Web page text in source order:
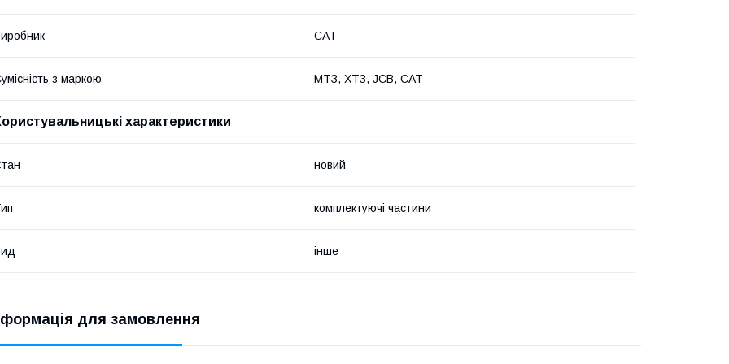
CAT
з маркою МТЗ, ХТЗ, JCB, CAT
характеристики
новий
комплектуючі частини
інше
для замовлення